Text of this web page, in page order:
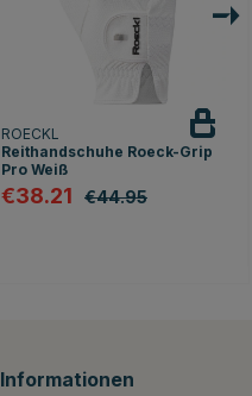
ROECKL
Reithandschuhe Roeck-Grip
Pro Weiß
€38.21 €44.95
Informationen